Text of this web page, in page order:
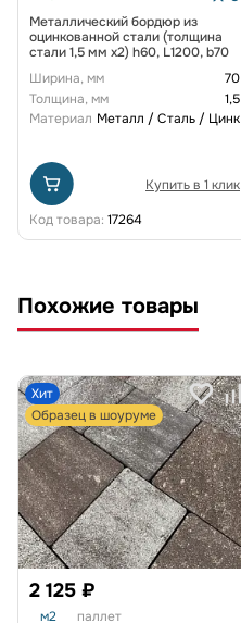
Металлический бордюр из
оцинкованной стали (толщина
стали 1,5 мм x2) h60, L1200, b70
Ширина, мм
70
Толщина, мм
1,5
Материал Металл / Сталь / Цинк
Купить в 1 клик
Код товара: 17264
Похожие товары
Хит
Образец в шоуруме
2 125 ₽
м2 паллет